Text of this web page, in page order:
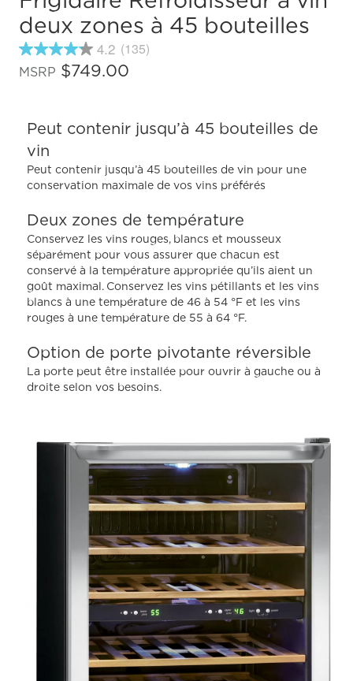
deux zones à 45 bouteilles
4.2
étoiles
sur
de
note
moyenne.
Read
135
Reviews.
vers
même
page.
4.2 (135)
MSRP $749.00
Peut contenir jusqu’à 45 bouteilles de
vin
Peut contenir jusqu’à 45 bouteilles de vin pour une
conservation maximale de vos vins préférés
Deux zones de température
Conservez les vins rouges, blancs et mousseux
séparément pour vous assurer que chacun est
conservé à la température appropriée qu’ils aient un
goût maximal. Conservez les vins pétillants et les vins
blancs à une température de 46 à 54 °F et les vins
rouges à une température de 55 à 64 °F.
Option de porte pivotante réversible
La porte peut être installée pour ouvrir à gauche ou à
droite selon vos besoins.